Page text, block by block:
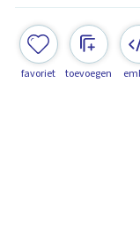
favoriet toevoegen